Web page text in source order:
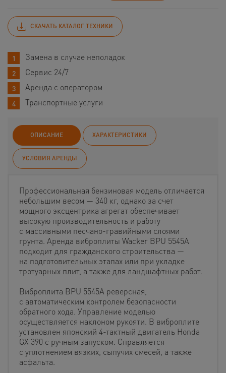
СКАЧАТЬ КАТАЛОГ ТЕХНИКИ
Замена в случае неполадок
Сервис 24/7
Аренда с оператором
Транспортные услуги
ОПИСАНИЕ ХАРАКТЕРИСТИКИ
УСЛОВИЯ АРЕНДЫ
Профессиональная бензиновая модель отличается
небольшим весом — 340 кг, однако за счет
мощного эксцентрика агрегат обеспечивает
высокую производительность и работу
с массивными песчано-гравийными слоями
грунта. Аренда виброплиты Wacker BPU 5545A
подходит для гражданского строительства —
на подготовительных этапах или при укладке
тротуарных плит, а также для ландшафтных работ.
Виброплита BPU 5545A реверсная,
с автоматическим контролем безопасности
обратного хода. Управление моделью
осуществляется наклоном рукояти. В виброплите
установлен японский 4-тактный двигатель Honda
GX 390 с ручным запуском. Справляется
с уплотнением вязких, сыпучих смесей, а также
асфальта.